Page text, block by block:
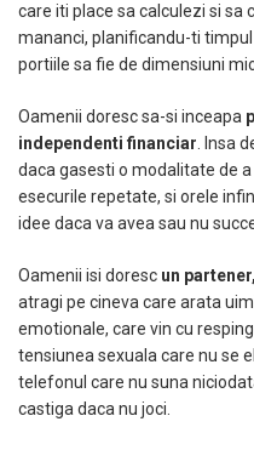
care iti place sa calculezi si sa
mananci, planificandu-ti
portiile sa fie de dimensiuni
Oamenii doresc sa-si inceapa
independenti financiar . Insa
daca gasesti o modalitate de
esecurile repetate, si orele
idee daca va avea sau nu
Oamenii isi doresc un
atragi pe cineva care arata
emotionale, care vin cu
tensiunea sexuala care nu se
telefonul care nu suna
castiga daca nu joci.